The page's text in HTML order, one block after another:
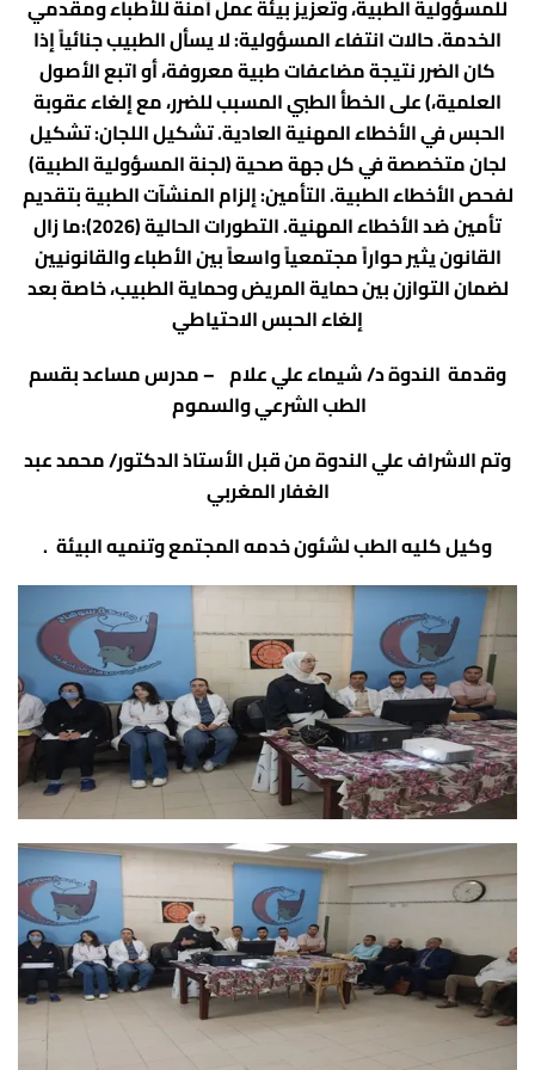
للمسؤولية الطبية، وتعزيز بيئة عمل آمنة للأطباء ومقدمي
الخدمة. حالات انتفاء المسؤولية: لا يسأل الطبيب جنائياً إذا
كان الضرر نتيجة مضاعفات طبية معروفة، أو اتبع الأصول
العلمية،) على الخطأ الطبي المسبب للضرر، مع إلغاء عقوبة
الحبس في الأخطاء المهنية العادية. تشكيل اللجان: تشكيل
لجان متخصصة في كل جهة صحية (لجنة المسؤولية الطبية)
لفحص الأخطاء الطبية. التأمين: إلزام المنشآت الطبية بتقديم
تأمين ضد الأخطاء المهنية. التطورات الحالية (2026):ما زال
القانون يثير حواراً مجتمعياً واسعاً بين الأطباء والقانونيين
لضمان التوازن بين حماية المريض وحماية الطبيب، خاصة بعد
إلغاء الحبس الاحتياطي
وقدمة الندوة د/ شيماء علي علام – مدرس مساعد بقسم
الطب الشرعي والسموم
وتم الاشراف علي الندوة من قبل الأستاذ الدكتور/محمد عبد
الغفار المغربي
وكيل كليه الطب لشئون خدمه المجتمع وتنميه البيئة .